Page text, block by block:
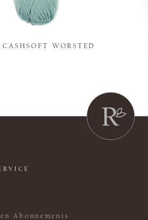
CASHSOFT WORSTED
Abonnements